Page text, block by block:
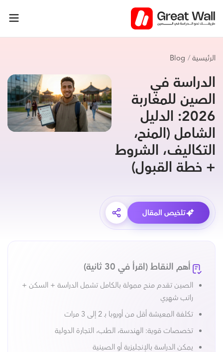
إلى
المحتوى
الرئيسية Blog
الدراسة في
الصين للمغاربة
2026: الدليل
الشامل (المنح،
التكاليف، الشروط
+ خطة القبول)
تلخيص المقال
أهم النقاط (اقرأ في 30 ثانية)
الصين تقدم منح ممولة بالكامل تشمل الدراسة + السكن +
راتب شهري
تكلفة المعيشة أقل من أوروبا بـ 2 إلى 3 مرات
تخصصات قوية: الهندسة، الطب، التجارة الدولية
يمكن الدراسة بالإنجليزية أو الصينية